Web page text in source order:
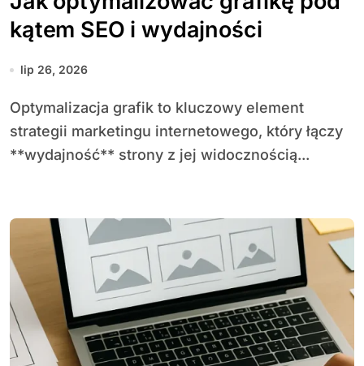
kątem SEO i wydajności
lip 26, 2026
Optymalizacja grafik to kluczowy element
strategii marketingu internetowego, który łączy
**wydajność** strony z jej widocznością...